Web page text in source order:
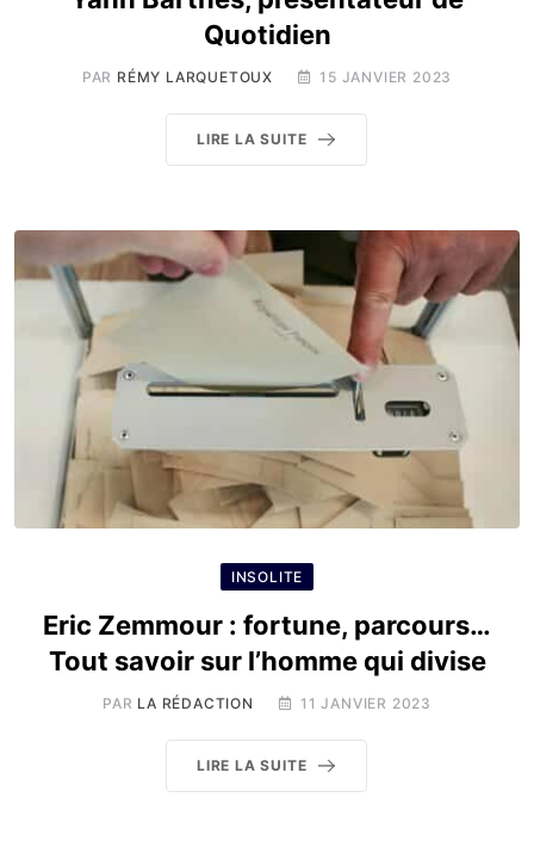
Quotidien
PAR RÉMY LARQUETOUX 15 JANVIER 2023
LIRE LA SUITE
INSOLITE
Eric Zemmour : fortune, parcours…
Tout savoir sur l’homme qui divise
PAR LA RÉDACTION 11 JANVIER 2023
LIRE LA SUITE